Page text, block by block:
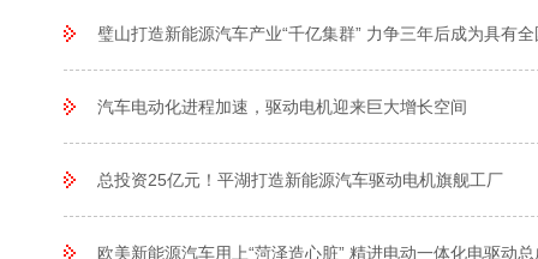
璧山打造新能源汽车产业“千亿集群” 力争三年后成为具有
汽车电动化进程加速，驱动电机迎来巨大增长空间
总投资25亿元！平湖打造新能源汽车驱动电机旗舰工厂
欧美新能源汽车用上“菏泽造心脏” 精进电动一体化电驱动